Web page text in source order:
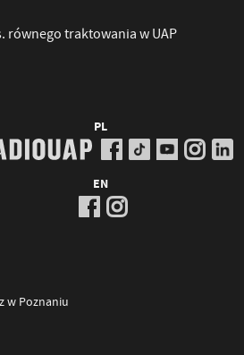
równego traktowania w UAP
PL
EN
w Poznaniu